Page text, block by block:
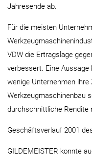
Jahresende ab.
Für die meisten
VDW die Ertragslage
verbessert. Eine
wenige Unternehmen ihre
Werkzeugmaschinenbau
durchschnittliche Rendite
Geschäftsverlauf 2001
GILDEMEISTER konnte